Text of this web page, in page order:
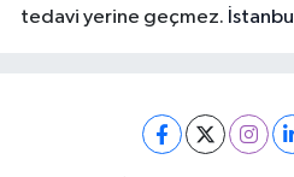
tedavi yerine geçmez.